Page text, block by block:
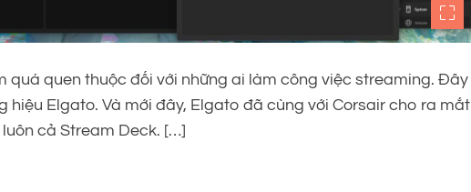
quá quen thuộc đối với những ai làm công việc streaming. Đây
hiệu Elgato. Và mới đây, Elgato đã cùng với Corsair cho ra mắt
cả Stream Deck. […]